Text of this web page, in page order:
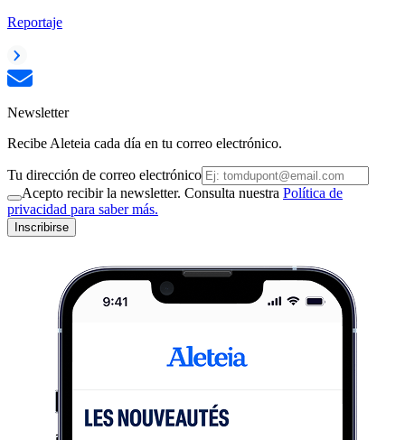
Reportaje
Newsletter
Recibe Aleteia cada día en tu correo electrónico.
Tu dirección de correo electrónico
Acepto recibir la newsletter. Consulta nuestra Política de
privacidad para saber más.
Inscribirse